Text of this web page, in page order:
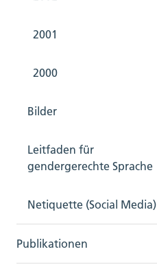
2001
2000
Bilder
Leitfaden für
gendergerechte Sprache
Netiquette (Social Media)
Publikationen